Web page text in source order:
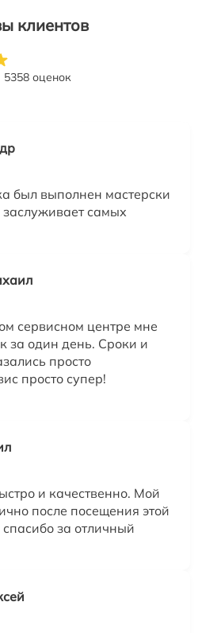
клиентов
5358 оценок
был выполнен мастерски
заслуживает самых
сервисном центре мне
за один день. Сроки и
просто
просто супер!
и качественно. Мой
после посещения этой
за отличный